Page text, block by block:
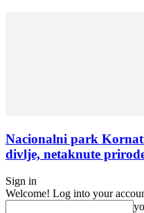
Nacionalni park
divlje, netaknute
Sign in
Welcome! Log into your